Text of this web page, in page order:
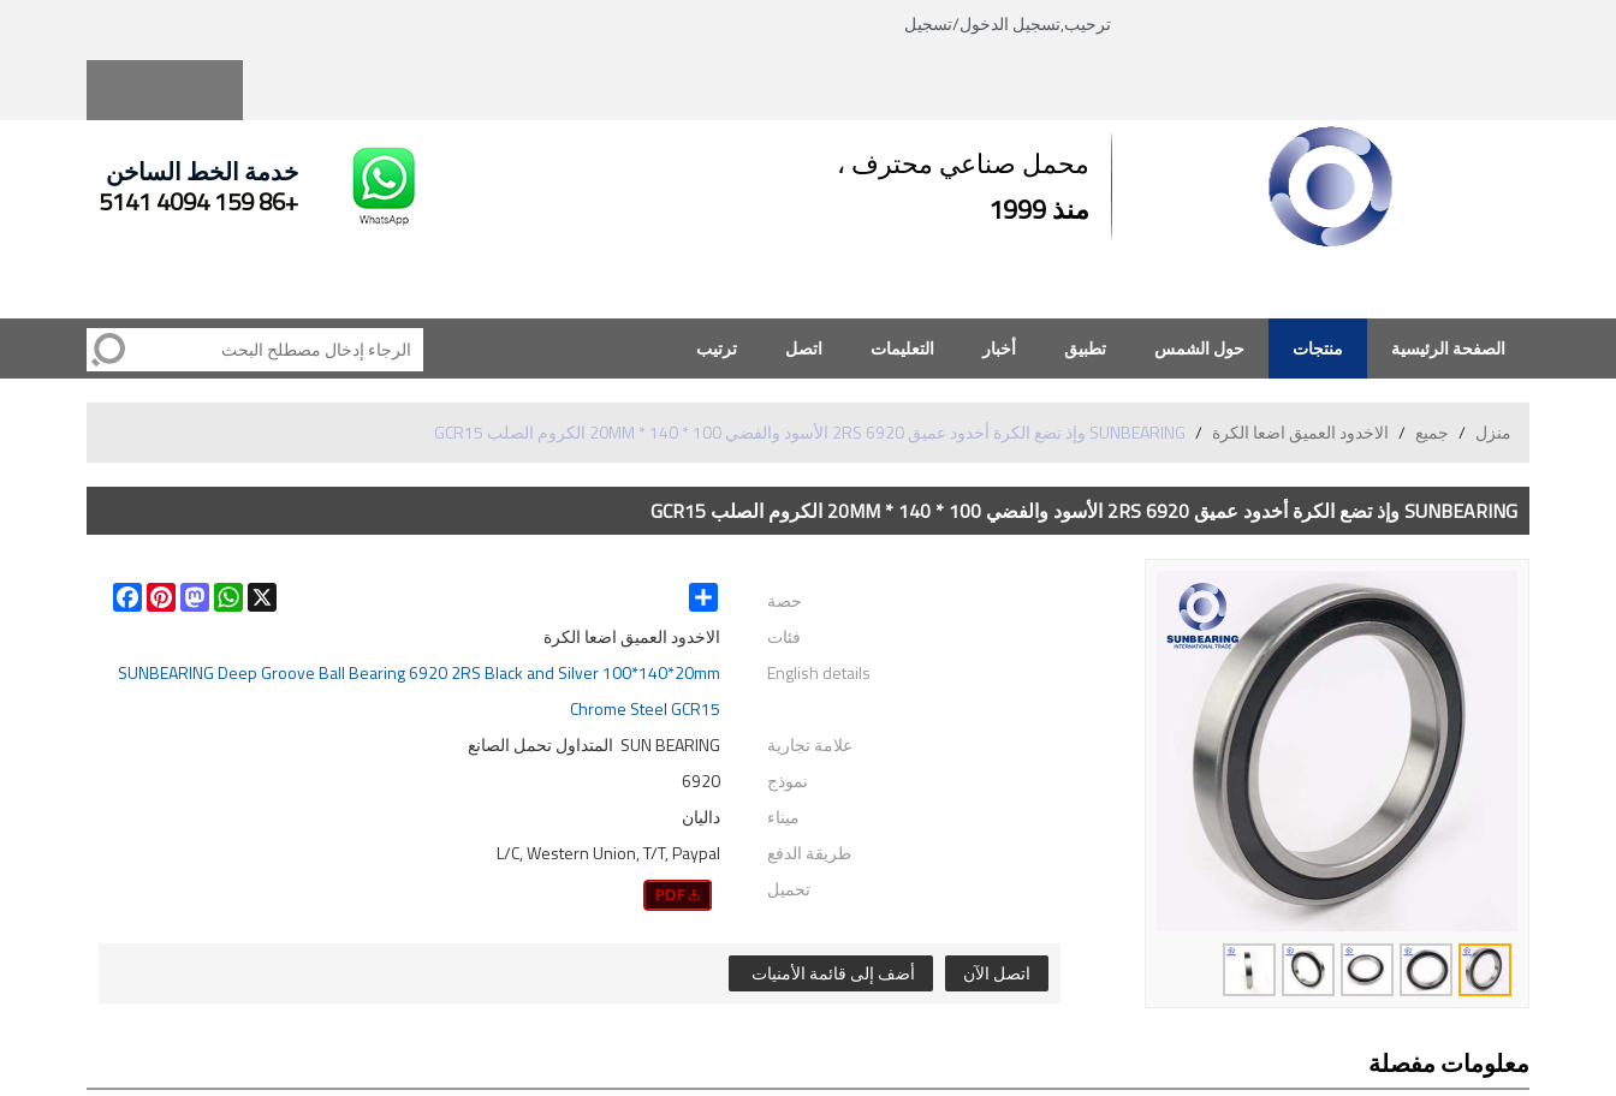
ترحيب,تسجيل الدخول/تسجيل
محمل صناعي محترف ،
منذ 1999
خدمة الخط الساخن
+86 159 4094 5141
الصفحة الرئيسية منتجات حول الشمس تطبيق أخبار التعليمات اتصل ترتيب
منزل / جميع / الاخدود العميق اضعا الكرة / SUNBEARING وإذ تضع الكرة أخدود عميق 6920 2RS الأسود والفضي 100 * 140 * 20MM الكروم الصلب GCR15
SUNBEARING وإذ تضع الكرة أخدود عميق 6920 2RS الأسود والفضي 100 * 140 * 20MM الكروم الصلب GCR15
حصة Share
FacebookPinterest
MastodonWhatsApp
X
فئات
الاخدود العميق اضعا الكرة
English details
SUNBEARING Deep Groove Ball Bearing 6920 2RS Black and Silver 100*140*20mm
Chrome Steel GCR15
علامة تجارية
SUN BEARING المتداول تحمل الصانع
نموذج
6920
ميناء
داليان
طريقة الدفع
L/C, Western Union, T/T, Paypal
تحميل
اتصل الآن أضف إلى قائمة الأمنيات
معلومات مفصلة